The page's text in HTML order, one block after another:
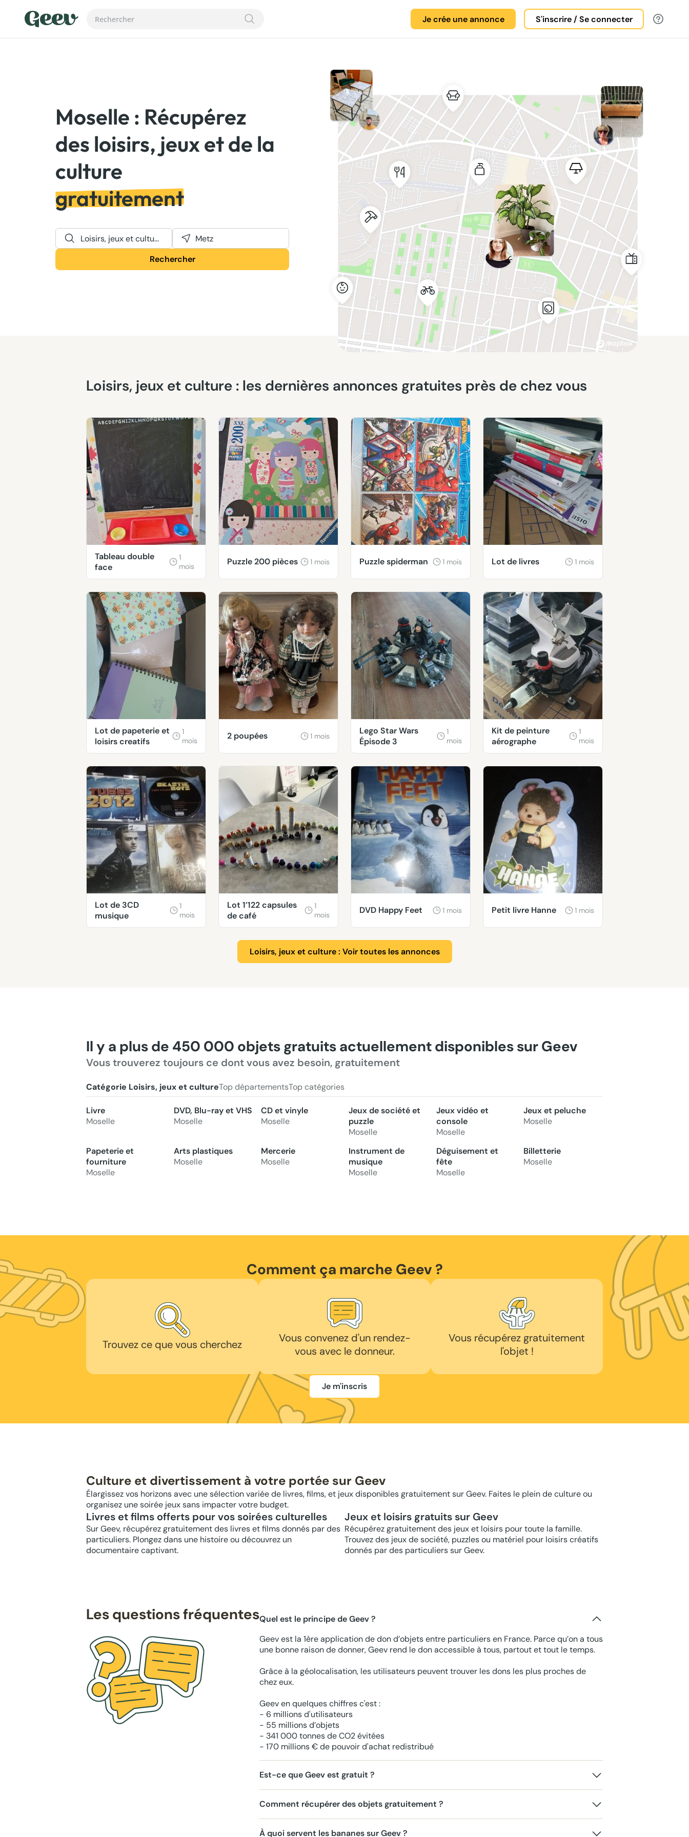
Je crée une annonce S'inscrire / Se connecter
Moselle : Récupérez
des loisirs, jeux et de la
gratuitement
Loisirs, jeux et culture
Metz
Rechercher
Loisirs, jeux et culture : les dernières annonces gratuites près de chez vous
Tableau double
face
1
mois
Puzzle 200 pièces 1 mois Puzzle spiderman 1 mois Lot de livres 1 mois
Lot de papeterie et
loisirs creatifs
1
mois
2 poupées 1 mois
Lego Star Wars
Épisode 3
1
mois
Kit de peinture
aérographe
1
mois
Lot de 3CD
musique
1
mois
Lot 1’122 capsules
de café
1
mois
DVD Happy Feet 1 mois Petit livre Hanne 1 mois
Loisirs, jeux et culture : Voir toutes les annonces
Il y a plus de 450 000 objets gratuits actuellement disponibles sur Geev
Vous trouverez toujours ce dont vous avez besoin, gratuitement
Catégorie Loisirs, jeux et cultureTop départementsTop catégories
Livre
Moselle
DVD, Blu-ray et VHS
Moselle
CD et vinyle
Moselle
Jeux de société et
puzzle
Moselle
Jeux vidéo et
console
Moselle
Jeux et peluche
Moselle
Papeterie et
fourniture
Moselle
Arts plastiques
Moselle
Mercerie
Moselle
Instrument de
musique
Moselle
Déguisement et
fête
Moselle
Billetterie
Moselle
Comment ça marche Geev ?
Trouvez ce que vous cherchez
Vous convenez d'un rendez-
vous avec le donneur.
Vous récupérez gratuitement
l'objet !
Je m'inscris
Culture et divertissement à votre portée sur Geev
Élargissez vos horizons avec une sélection variée de livres, films, et jeux disponibles gratuitement sur Geev. Faites le plein de culture ou
organisez une soirée jeux sans impacter votre budget.
Livres et films offerts pour vos soirées culturelles
Sur Geev, récupérez gratuitement des livres et films donnés par des
particuliers. Plongez dans une histoire ou découvrez un
documentaire captivant.
Jeux et loisirs gratuits sur Geev
Récupérez gratuitement des jeux et loisirs pour toute la famille.
Trouvez des jeux de société, puzzles ou matériel pour loisirs créatifs
donnés par des particuliers sur Geev.
Les questions fréquentesQuel est le principe de Geev ?
Geev est la 1ère application de don d’objets entre particuliers en France. Parce qu’on a tous
une bonne raison de donner, Geev rend le don accessible à tous, partout et tout le temps.
Grâce à la géolocalisation, les utilisateurs peuvent trouver les dons les plus proches de
chez eux.
Geev en quelques chiffres c'est :
- 6 millions d'utilisateurs
- 55 millions d’objets
- 341 000 tonnes de CO2 évitées
- 170 millions € de pouvoir d'achat redistribué
Est-ce que Geev est gratuit ?
Comment récupérer des objets gratuitement ?
À quoi servent les bananes sur Geev ?